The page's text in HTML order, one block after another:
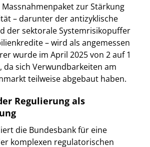
zur Stärkung
– darunter der antizyklische
der sektorale Systemrisikopuffer
– wird als angemessen
wurde im April 2025 von 2 auf 1
da sich Verwundbarkeiten am
teilweise abgebaut haben.
Regulierung als
die Bundesbank für eine
komplexen regulatorischen